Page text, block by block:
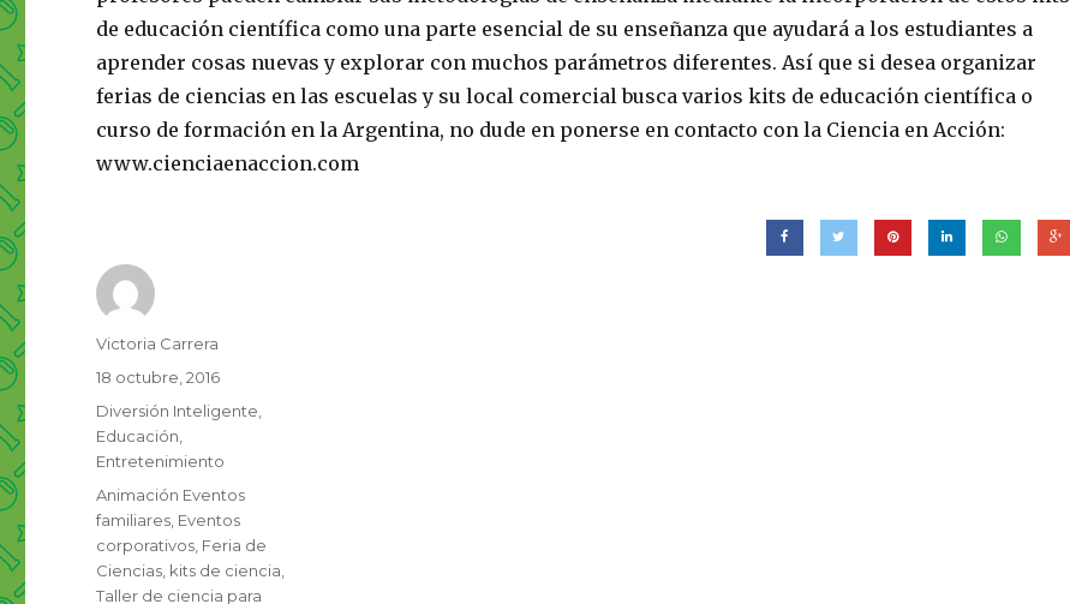
de educación científica como una parte esencial de su enseñanza que ayudará a los estudiantes a
aprender cosas nuevas y explorar con muchos parámetros diferentes. Así que si desea organizar
ferias de ciencias en las escuelas y su local comercial busca varios kits de educación científica o
curso de formación en la Argentina, no dude en ponerse en contacto con la Ciencia en Acción:
www.cienciaenaccion.com
Autor
Victoria Carrera
Publicado
el
18 octubre, 2016
Categorías
Diversión Inteligente
Educación
Entretenimiento
Etiquetas
Animación Eventos
familiares Eventos
corporativos Feria de
Ciencias kits de ciencia
Taller de ciencia para